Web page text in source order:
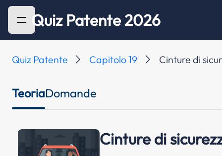
Quiz Patente 2026
Quiz Patente Capitolo 19 Cinture di
TeoriaDomande
Cinture di